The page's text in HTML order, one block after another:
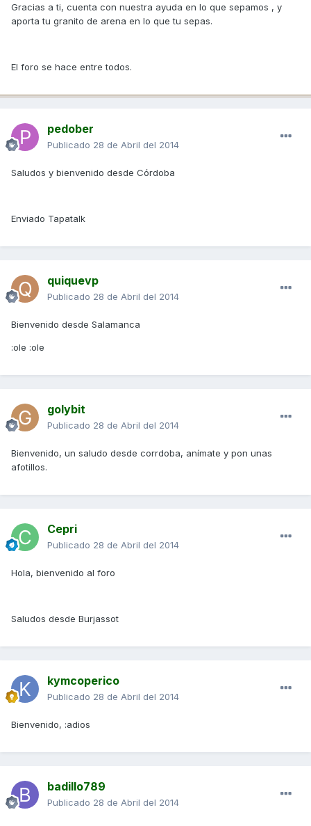
Gracias a ti, cuenta con nuestra ayuda en lo que sepamos , y
aporta tu granito de arena en lo que tu sepas.
El foro se hace entre todos.
pedober
Publicado 28 de Abril del 2014
Saludos y bienvenido desde Córdoba
Enviado Tapatalk
quiquevp
Publicado 28 de Abril del 2014
Bienvenido desde Salamanca
:ole :ole
golybit
Publicado 28 de Abril del 2014
Bienvenido, un saludo desde corrdoba, anímate y pon unas
afotillos.
Cepri
Publicado 28 de Abril del 2014
Hola, bienvenido al foro
Saludos desde Burjassot
kymcoperico
Publicado 28 de Abril del 2014
Bienvenido, :adios
badillo789
Publicado 28 de Abril del 2014